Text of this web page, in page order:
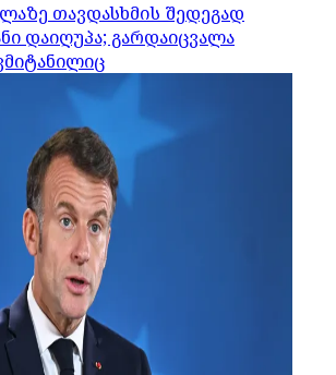
თავდასხმის შედეგად
დაიღუპა; გარდაიცვალა